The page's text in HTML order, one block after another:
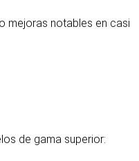
mejoras notables en casi
de gama superior: